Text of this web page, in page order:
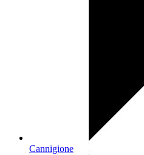
Cannigione